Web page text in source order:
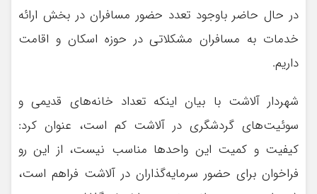
در حال حاضر باوجود تعدد حضور مسافران در بخش ارائه
خدمات به مسافران مشکلاتی در حوزه اسکان و اقامت
داریم.
شهردار آلاشت با بیان اینکه تعداد خانه‌های قدیمی و
سوئیت‌های گردشگری در آلاشت کم است، عنوان کرد:
کیفیت و کمیت این واحدها مناسب نیست، از این رو
فراخوان برای حضور سرمایه‌گذاران در آلاشت فراهم است،